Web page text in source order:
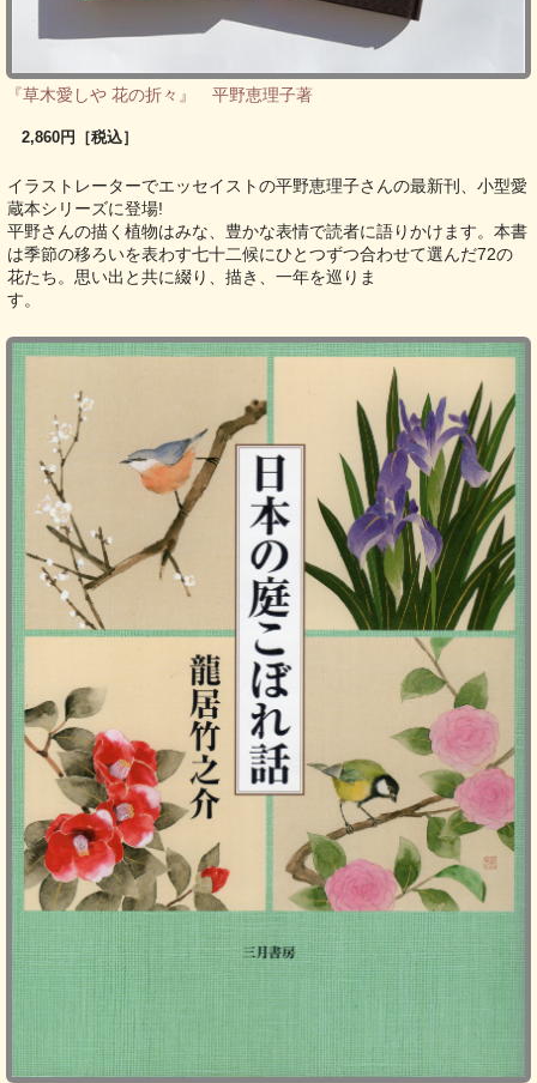
『草木愛しや 花の折々』 平野恵理子著
2,860円［税込］
イラストレーターでエッセイストの平野恵理子さんの最新刊、小型愛
蔵本シリーズに登場!
平野さんの描く植物はみな、豊かな表情で読者に語りかけます。本書
は季節の移ろいを表わす七十二候にひとつずつ合わせて選んだ72の
花たち。思い出と共に綴り、描き、一年を巡りま
す。